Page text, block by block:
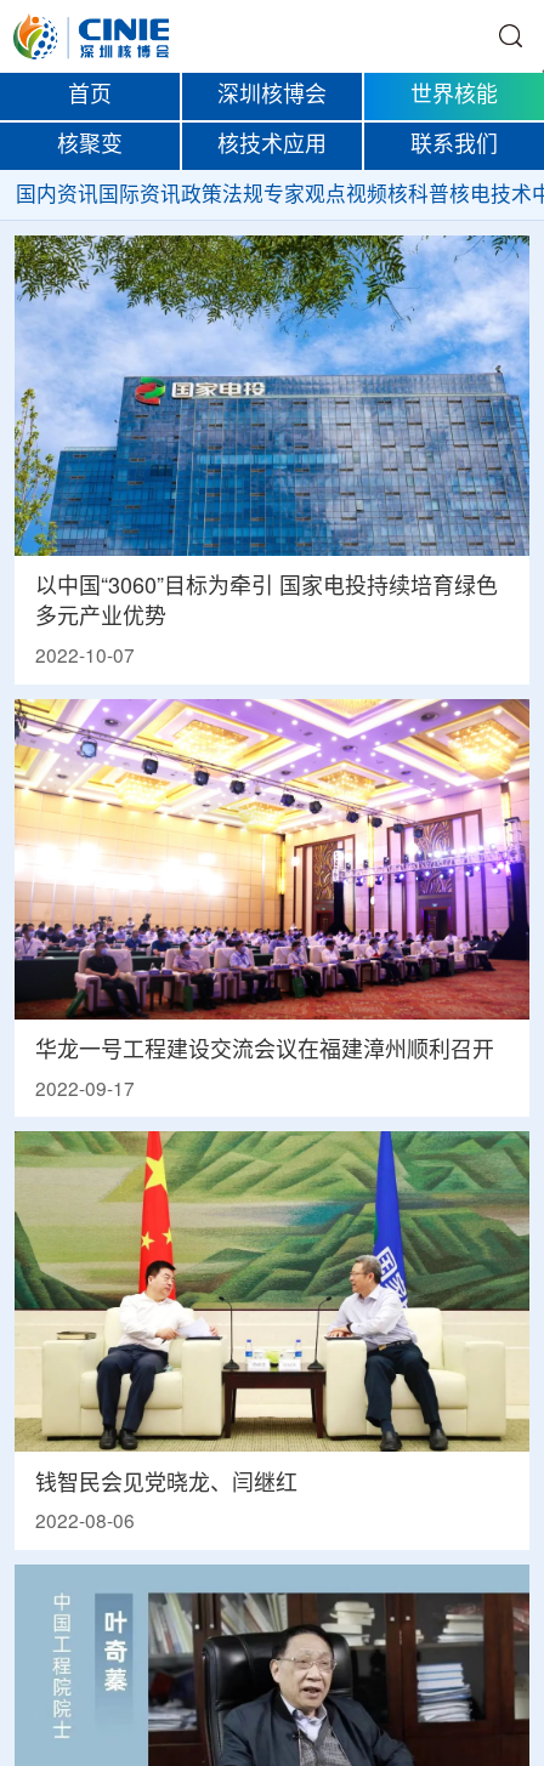
首页 深圳核博会 世界核能
核聚变 核技术应用 联系我们
国内资讯 国际资讯政策法规专家观点视频核科普核电技术
以中国“3060”目标为牵引 国家电投持续培育绿色
多元产业优势
2022-10-07
华龙一号工程建设交流会议在福建漳州顺利召开
2022-09-17
钱智民会见党晓龙、闫继红
2022-08-06